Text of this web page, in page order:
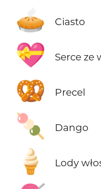
🥧 Ciasto
💝 Serce ze
🥨 Precel
🍡 Dango
🍦 Lody